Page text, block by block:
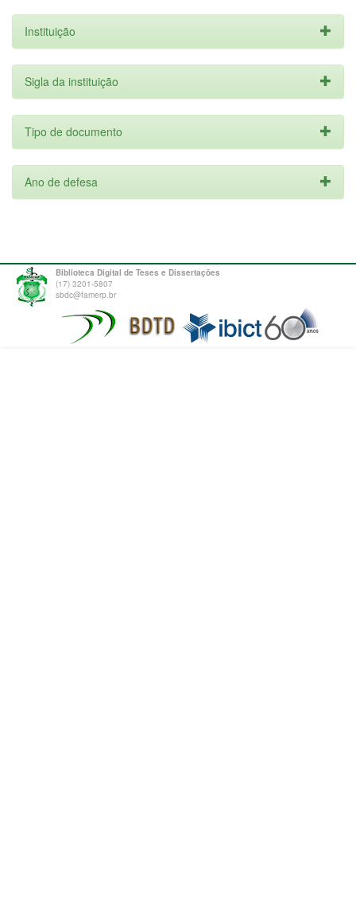
Instituição
Sigla da instituição
Tipo de documento
Ano de defesa
Biblioteca Digital de Teses e Dissertações
(17) 3201-5807
sbdc@famerp.br